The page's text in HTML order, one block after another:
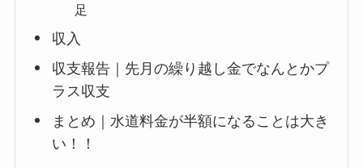
足
収入
収支報告｜先月の繰り越し金でなんとかプ
ラス収支
まとめ｜水道料金が半額になることは大き
い！！